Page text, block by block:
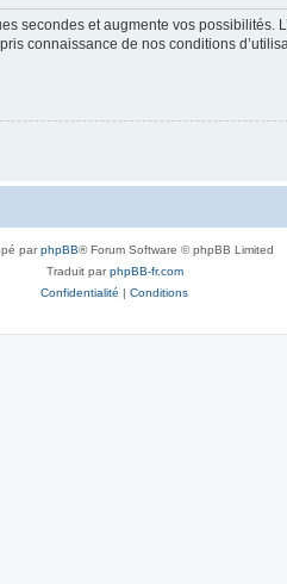
secondes et augmente vos
connaissance de nos conditions
parphpBB® Forum Software © phpBB Limited
Traduit parphpBB-fr.com
Confidentialité | Conditions